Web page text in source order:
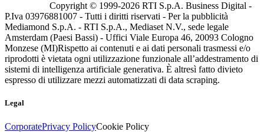
Copyright © 1999-2026 RTI S.p.A. Business Digital -
P.Iva 03976881007 - Tutti i diritti riservati - Per la pubblicità
Mediamond S.p.A. - RTI S.p.A., Mediaset N.V., sede legale
Amsterdam (Paesi Bassi) - Uffici Viale Europa 46, 20093 Cologno
Monzese (MI)Rispetto ai contenuti e ai dati personali trasmessi e/o
riprodotti è vietata ogni utilizzazione funzionale all’addestramento di
sistemi di intelligenza artificiale generativa. È altresì fatto divieto
espresso di utilizzare mezzi automatizzati di data scraping.
Legal
CorporatePrivacy PolicyCookie Policy